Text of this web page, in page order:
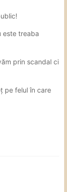
este treaba
prin scandal ci
pe felul în care